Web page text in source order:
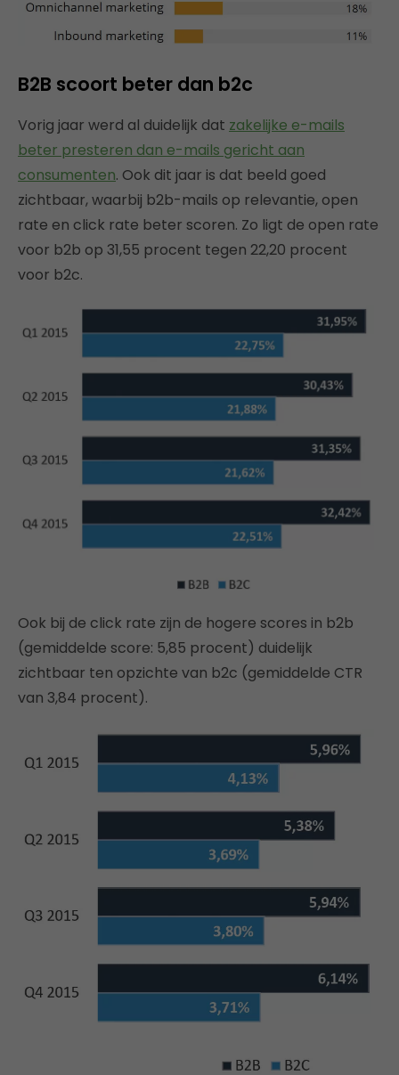
B2B scoort beter dan b2c
Vorig jaar werd al duidelijk dat zakelijke e-mails
beter presteren dan e-mails gericht aan
consumenten. Ook dit jaar is dat beeld goed
zichtbaar, waarbij b2b-mails op relevantie, open
rate en click rate beter scoren. Zo ligt de open rate
voor b2b op 31,55 procent tegen 22,20 procent
voor b2c.
Ook bij de click rate zijn de hogere scores in b2b
(gemiddelde score: 5,85 procent) duidelijk
zichtbaar ten opzichte van b2c (gemiddelde CTR
van 3,84 procent).